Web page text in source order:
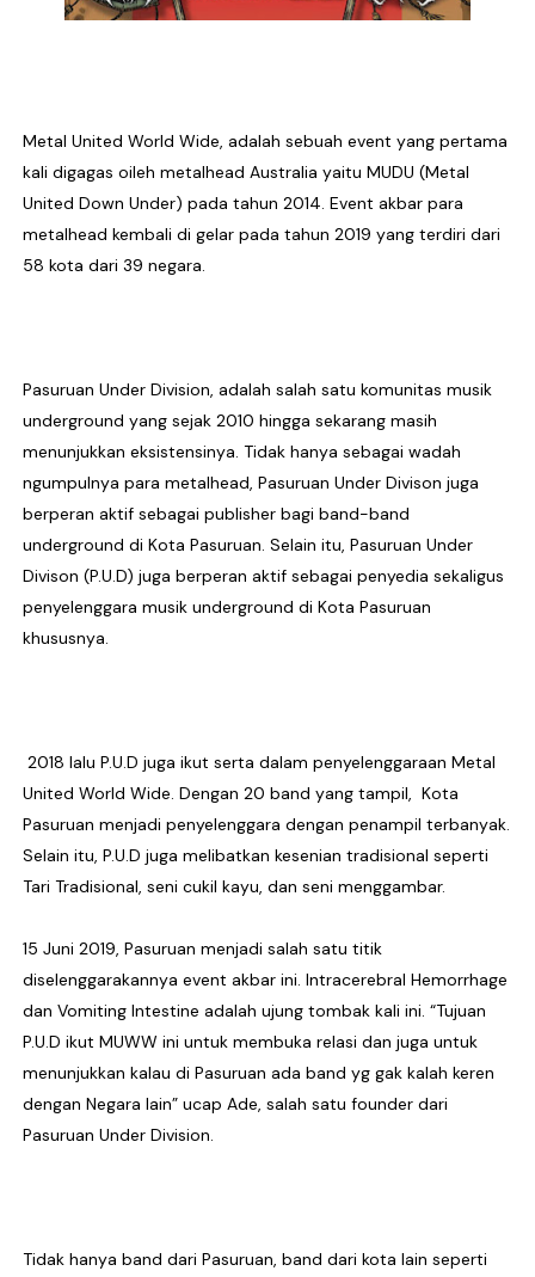
Sindikat Sisa Semalam Rayakan Kehangatan Tradisi
Given Rayakan Rasa Kagum dan Jatuh Cinta Lewat
Kentara Lanjutkan Narasi Emosional Lewat Single
Metal United World Wide, adalah sebuah event yang pertama
kali digagas oileh metalhead Australia yaitu MUDU (Metal
United Down Under) pada tahun 2014. Event akbar para
metalhead kembali di gelar pada tahun 2019 yang terdiri dari
58 kota dari 39 negara.
Pasuruan Under Division, adalah salah satu komunitas musik
underground yang sejak 2010 hingga sekarang masih
menunjukkan eksistensinya. Tidak hanya sebagai wadah
ngumpulnya para metalhead, Pasuruan Under Divison juga
berperan aktif sebagai publisher bagi band-band
underground di Kota Pasuruan. Selain itu, Pasuruan Under
Divison (P.U.D) juga berperan aktif sebagai penyedia sekaligus
penyelenggara musik underground di Kota Pasuruan
khususnya.
2018 lalu P.U.D juga ikut serta dalam penyelenggaraan Metal
United World Wide. Dengan 20 band yang tampil, Kota
Pasuruan menjadi penyelenggara dengan penampil terbanyak.
Selain itu, P.U.D juga melibatkan kesenian tradisional seperti
Tari Tradisional, seni cukil kayu, dan seni menggambar.
15 Juni 2019, Pasuruan menjadi salah satu titik
diselenggarakannya event akbar ini. Intracerebral Hemorrhage
dan Vomiting Intestine adalah ujung tombak kali ini. “Tujuan
P.U.D ikut MUWW ini untuk membuka relasi dan juga untuk
menunjukkan kalau di Pasuruan ada band yg gak kalah keren
dengan Negara lain” ucap Ade, salah satu founder dari
Pasuruan Under Division.
Tidak hanya band dari Pasuruan, band dari kota lain seperti